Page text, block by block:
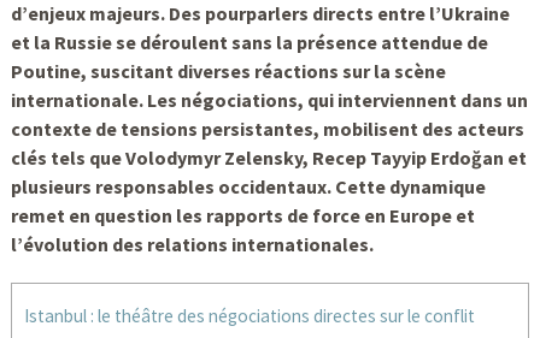
d’enjeux majeurs. Des pourparlers directs entre l’Ukraine
et la Russie se déroulent sans la présence attendue de
Poutine, suscitant diverses réactions sur la scène
internationale. Les négociations, qui interviennent dans un
contexte de tensions persistantes, mobilisent des acteurs
clés tels que Volodymyr Zelensky, Recep Tayyip Erdoğan et
plusieurs responsables occidentaux. Cette dynamique
remet en question les rapports de force en Europe et
l’évolution des relations internationales.
Istanbul : le théâtre des négociations directes sur le conflit